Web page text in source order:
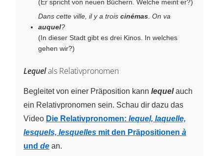
(Er spricht von neuen Büchern. Welche meint er?)
Dans cette ville, il y a trois cinémas . On va
auquel?
(In dieser Stadt gibt es drei Kinos. In welches
gehen wir?)
Lequelals Relativpronomen
Begleitet von einer Präposition kann lequelauch
ein Relativpronomen sein. Schau dir dazu das
Video Die Relativpronomen: lequel, laquelle,
lesquels, lesquelles mit den Präpositionen à
und de an.